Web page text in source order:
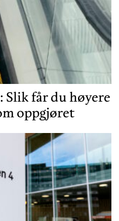
Slik får du høyere
oppgjøret